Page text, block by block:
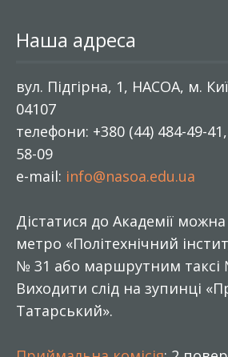
Наша адреса
вул. Підгірна, 1, НАСОА, м.
04107
телефони: +380 (44) 484-49-
58-09
e-mail: info@nasoa.edu.ua
Дістатися до Академії можна
метро «Політехнічний
№ 31 або маршрутним таксі
Виходити слід на зупинці
Татарський».